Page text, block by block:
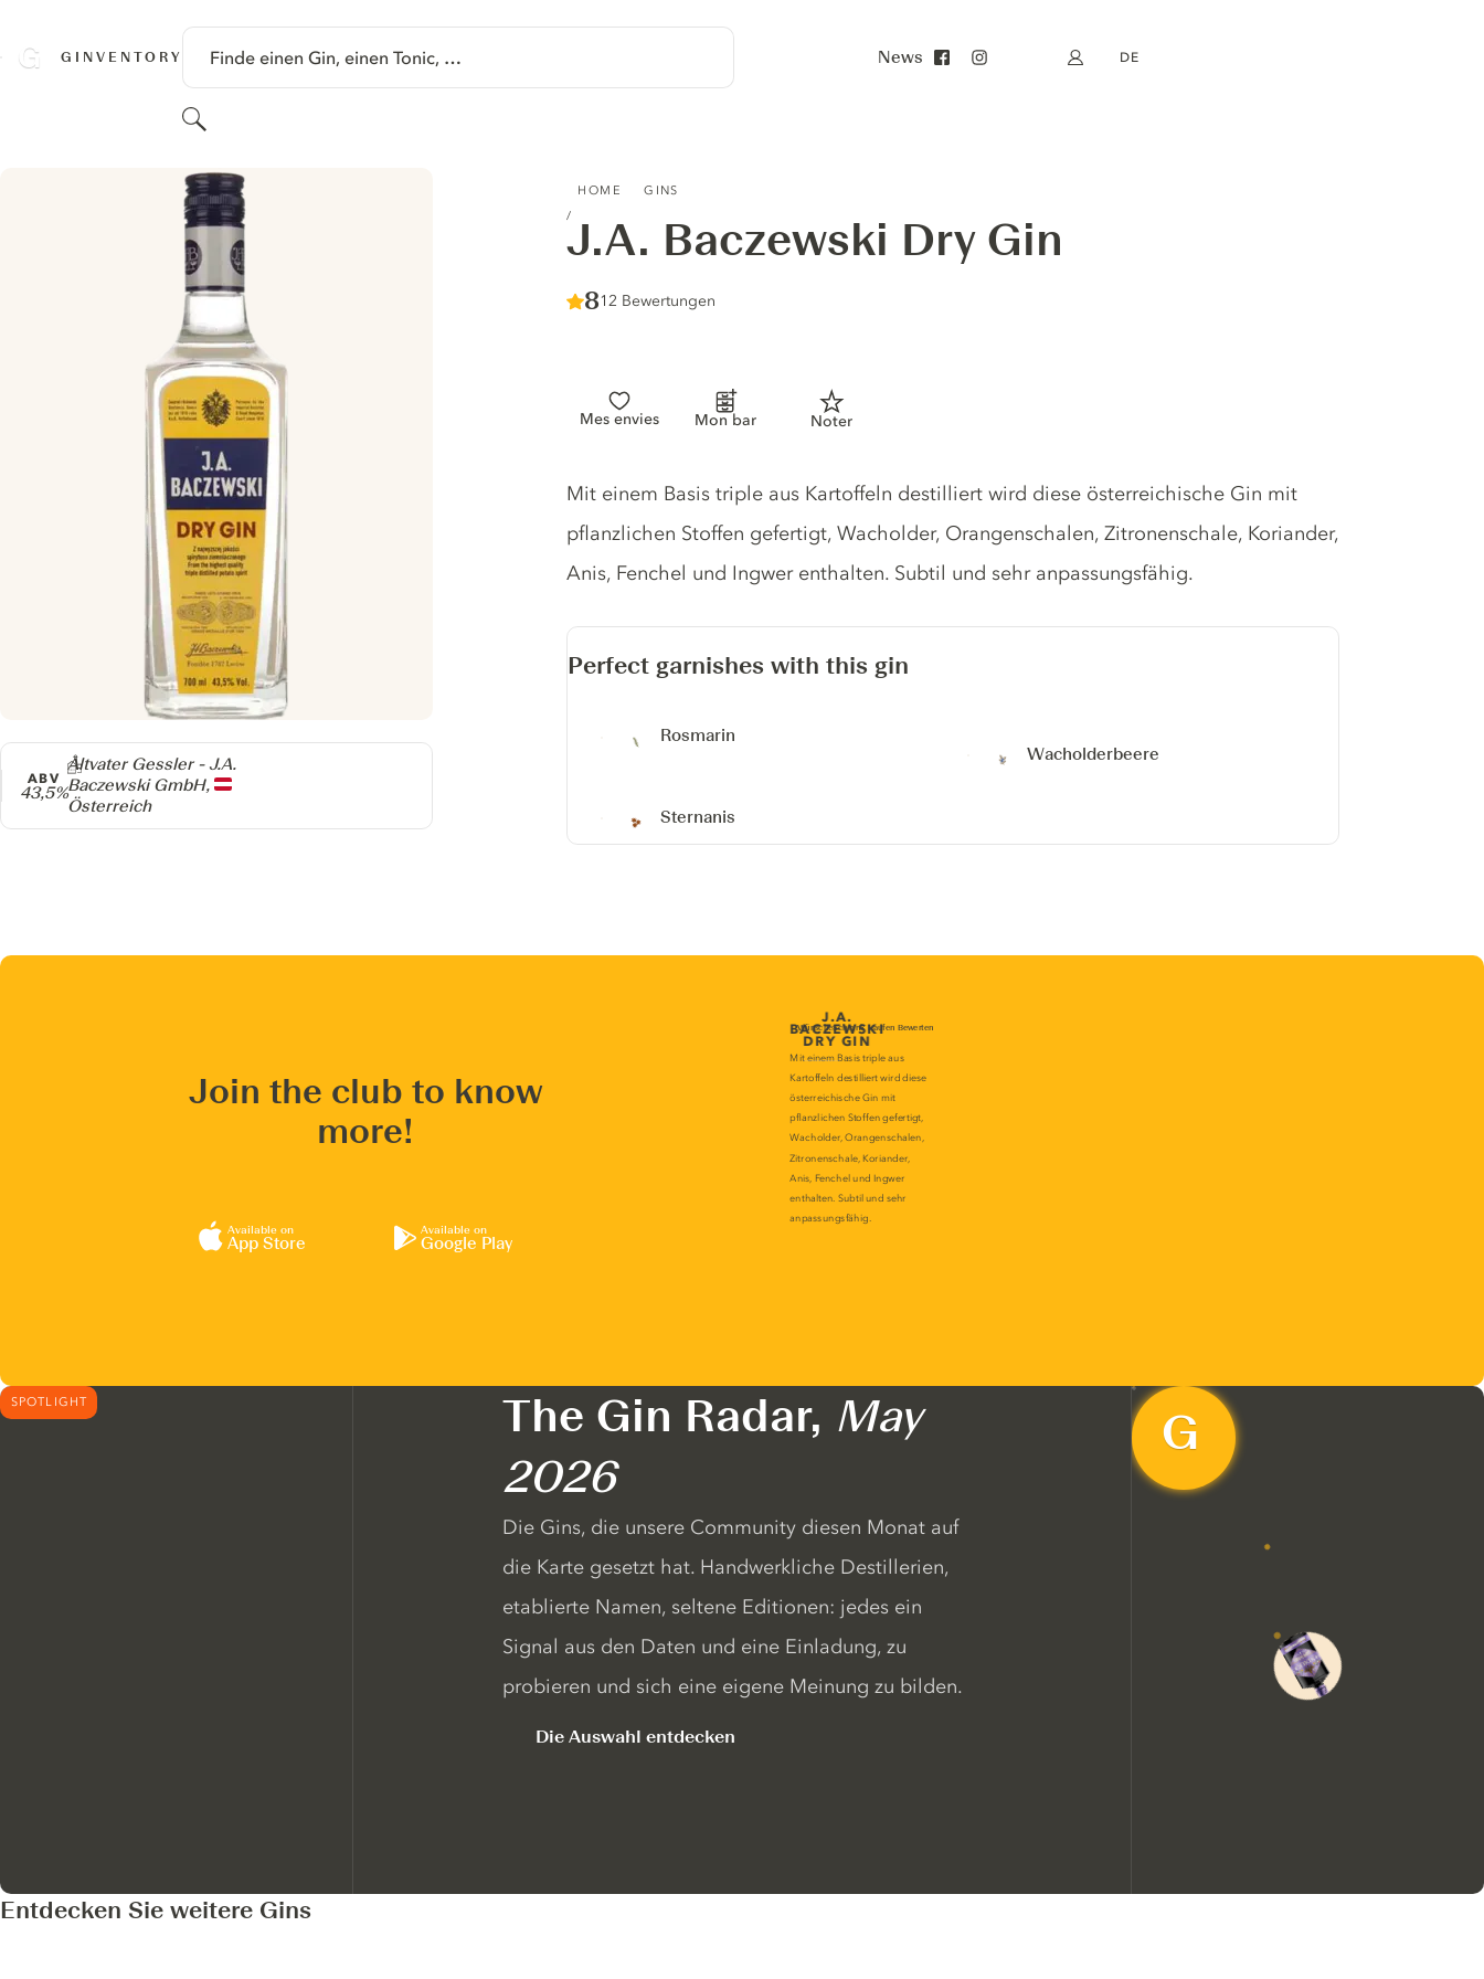
GINVENTORY Finde einen Gin, einen Tonic, …
Suchen
News Mein Konto
DE
HOME GINS
J.A. Baczewski Dry Gin
Score :
8/ 10
12 Bewertungen
Mes envies Mon bar Noter
Producer
Altvater Gessler - J.A.
Baczewski GmbH,
Österreich
ABV
43,5%
Gin description
Mit einem Basis triple aus Kartoffeln destilliert wird diese österreichische Gin mit
pflanzlichen Stoffen gefertigt, Wacholder, Orangenschalen, Zitronenschale, Koriander,
Anis, Fenchel und Ingwer enthalten. Subtil und sehr anpassungsfähig.
Perfect garnishes with this gin
Rosmarin
Wacholderbeere
Sternanis
Join the club to know
more!
Available on
App Store
Available on
Google Play
SPOTLIGHT The Gin Radar, May
2026
Die Gins, die unsere Community diesen Monat auf
die Karte gesetzt hat. Handwerkliche Destillerien,
etablierte Namen, seltene Editionen: jedes ein
Signal aus den Daten und eine Einladung, zu
probieren und sich eine eigene Meinung zu bilden.
Die Auswahl entdecken
Entdecken Sie weitere Gins